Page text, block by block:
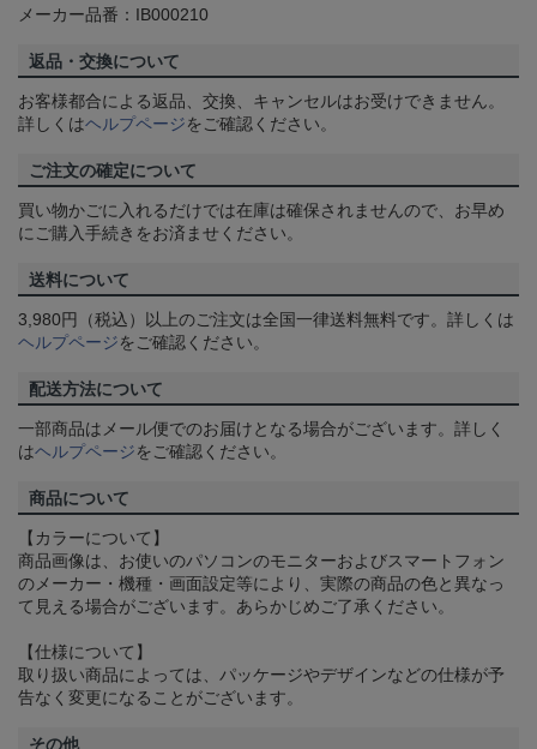
メーカー品番：IB000210
返品・交換について
お客様都合による返品、交換、キャンセルはお受けできません。
詳しくはヘルプページをご確認ください。
ご注文の確定について
買い物かごに入れるだけでは在庫は確保されませんので、お早め
にご購入手続きをお済ませください。
送料について
3,980円（税込）以上のご注文は全国一律送料無料です。詳しくは
ヘルプページをご確認ください。
配送方法について
一部商品はメール便でのお届けとなる場合がございます。詳しく
はヘルプページをご確認ください。
商品について
【カラーについて】
商品画像は、お使いのパソコンのモニターおよびスマートフォン
のメーカー・機種・画面設定等により、実際の商品の色と異なっ
て見える場合がございます。あらかじめご了承ください。
【仕様について】
取り扱い商品によっては、パッケージやデザインなどの仕様が予
告なく変更になることがございます。
その他